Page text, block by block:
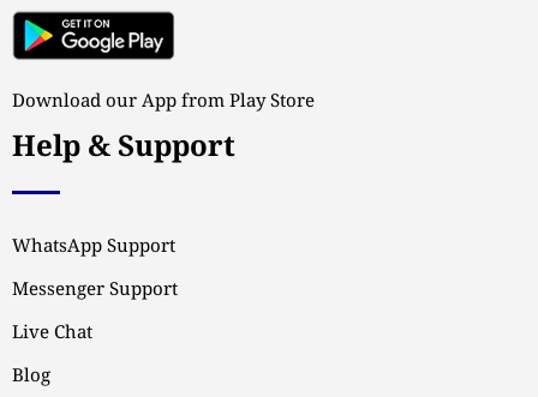
Download our App from Play Store
Help & Support
WhatsApp Support
Messenger Support
Live Chat
Blog